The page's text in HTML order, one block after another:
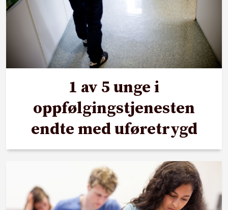
1 av 5 unge i
oppfølgingstjenesten
endte med uføretrygd